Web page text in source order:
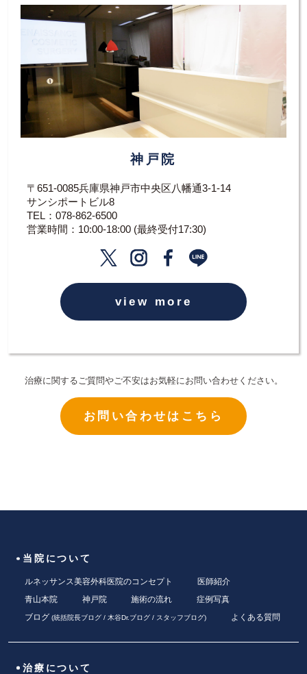
神戸院
〒651-0085兵庫県神戸市中央区八幡通3-1-14
サンシポートビル8
TEL： 078-862-6500
営業時間：10:00-18:00 (最終受付17:30)
view more
治療に関するご質問やご不安はお気軽にお問い合わせください。
お問い合わせはこちら
当院について
ルネッサンス美容外科医院のコンセプト
医師紹介
青山本院
神戸院 施術の流れ
症例写真
ブログ (統括院長ブログ/ 木谷Dr.ブログ/ スタッフブログ) よくある質問
治療について